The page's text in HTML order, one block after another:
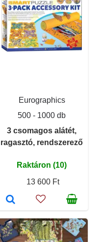
Eurographics
500 - 1000 db
3 csomagos alátét,
ragasztó, rendszerező
Raktáron (10)
13 600 Ft